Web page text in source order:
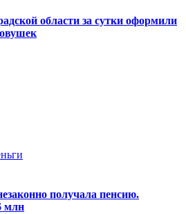
области за сутки оформили
получала пенсию.
млн